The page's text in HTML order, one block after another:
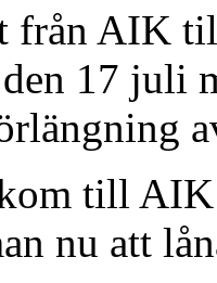
från AIK
17 juli
till AIK
nu att